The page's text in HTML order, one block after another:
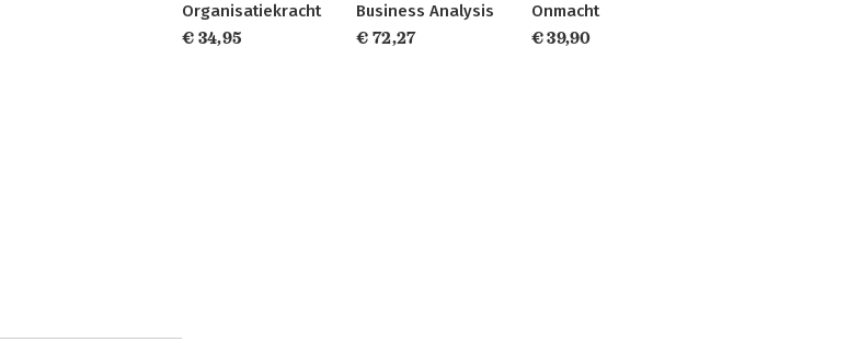
Organisatiekracht
€ 34,95
Business Analysis
€ 72,27
Onmacht
€ 39,90